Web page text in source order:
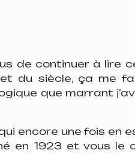
de continuer à lire
du siècle, ça me
que marrant
encore une fois en
en 1923 et vous le